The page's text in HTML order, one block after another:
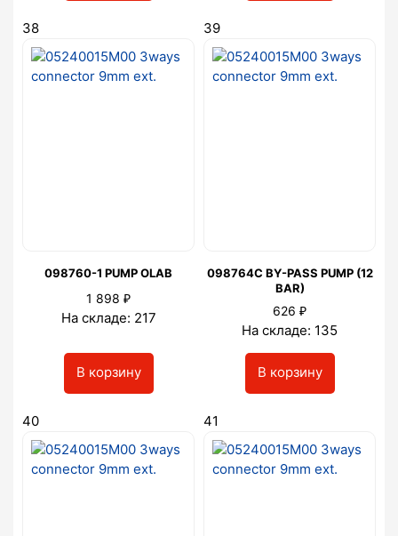
38
098760-1 PUMP OLAB
1 898 ₽
На складе: 217
В корзину
39
098764C BY-PASS PUMP (12
BAR)
626 ₽
На складе: 135
В корзину
40 41